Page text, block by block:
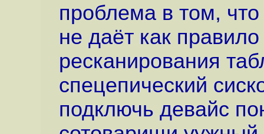
проблема в том, что
не даёт как
ресканирования
спецепический
подключь девайс